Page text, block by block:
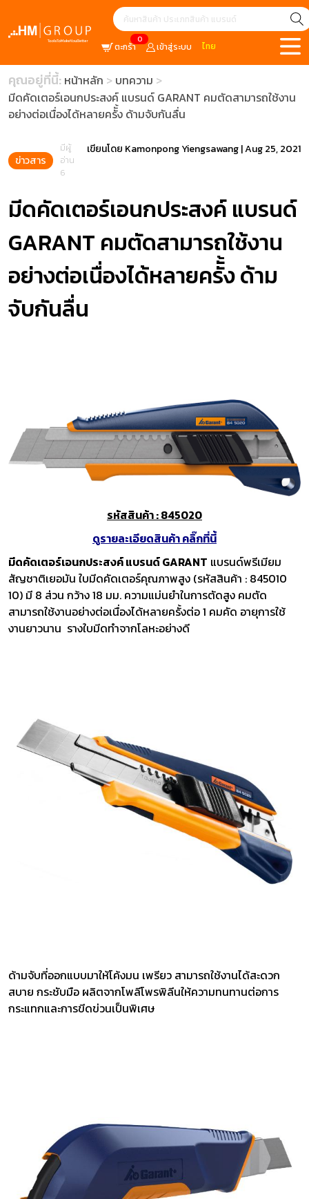
0
ตะกร้า เข้าสู่ระบบ ไทย
คุณอยู่ที่นี้: หน้าหลัก
บทความ
มีดคัดเตอร์เอนกประสงค์ แบรนด์ GARANT คมตัดสามารถใช้งาน
อย่างต่อเนื่องได้หลายครัั้ง ด้ามจับกันลื่น
ข่าวสาร
มีผู้
อ่าน
6
เขียนโดย Kamonpong Yiengsawang|Aug 25, 2021
มีดคัดเตอร์เอนกประสงค์ แบรนด์
GARANT คมตัดสามารถใช้งาน
อย่างต่อเนื่องได้หลายครัั้ง ด้าม
จับกันลื่น
รหัสสินค้า : 845020
ดูรายละเอียดสินค้า คลิ๊กที่นี้
มีดคัดเตอร์เอนกประสงค์ แบรนด์ GARANT แบรนด์พรีเมียม
สัญชาติเยอมัน ใบมีดคัดเตอร์คุณภาพสูง (รหัสสินค้า : 845010
10) มี 8 ส่วน กว้าง 18 มม. ความแม่นยำในการตัดสูง คมตัด
สามารถใช้งานอย่างต่อเนื่องได้หลายครั้งต่อ 1 คมคัด อายุการใช้
งานยาวนาน รางใบมีดทำจากโลหะอย่างดี
ด้ามจับที่ออกแบบมาให้โค้งมน เพรียว สามารถใช้งานได้สะดวก
สบาย กระชับมือ ผลิตจากโพลีโพรพิลีนให้ความทนทานต่อการ
กระแทกและการขีดข่วนเป็นพิเศษ